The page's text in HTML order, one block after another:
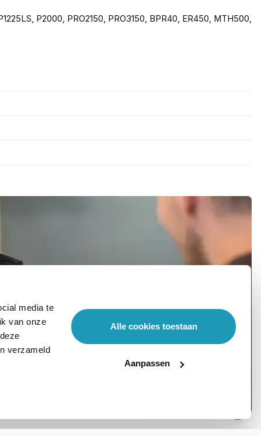
media te
van onze
verzameld
Alle cookies toestaan
Aanpassen
P2000, PRO2150, PRO3150, BPR40, ER450, MTH500,